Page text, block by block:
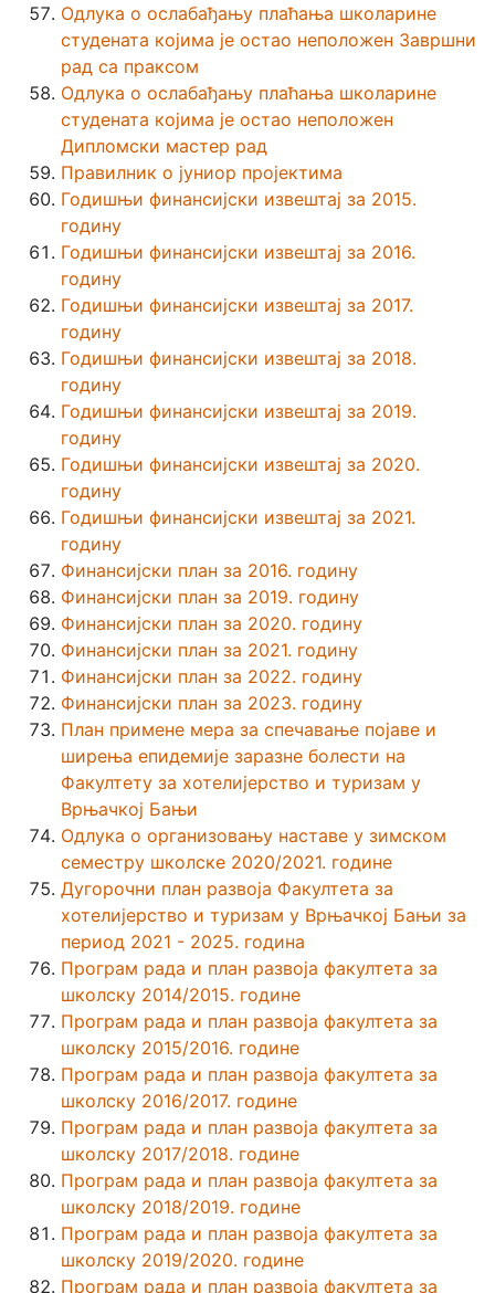
Одлука о ослабађању плаћања школарине
студената којима је остао неположен Завршни
рад са праксом
Одлука о ослабађању плаћања школарине
студената којима је остао неположен
Дипломски мастер рад
Правилник о јуниор пројектима
Годишњи финансијски извештај за 2015.
годину
Годишњи финансијски извештај за 2016.
годину
Годишњи финансијски извештај за 2017.
годину
Годишњи финансијски извештај за 2018.
годину
Годишњи финансијски извештај за 2019.
годину
Годишњи финансијски извештај за 2020.
годину
Годишњи финансијски извештај за 2021.
годину
Финансијски план за 2016. годину
Финансијски план за 2019. годину
Финансијски план за 2020. годину
Финансијски план за 2021. годину
Финансијски план за 2022. годину
Финансијски план за 2023. годину
План примене мера за спечавање појаве и
ширења епидемије заразне болести на
Факултету за хотелијерство и туризам у
Врњачкој Бањи
Одлука о организовању наставе у зимском
семестру школске 2020/2021. године
Дугорочни план развоја Факултета за
хотелијерство и туризам у Врњачкој Бањи за
период 2021 - 2025. година
Програм рада и план развоја факултета за
школску 2014/2015. године
Програм рада и план развоја факултета за
школску 2015/2016. године
Програм рада и план развоја факултета за
школску 2016/2017. године
Програм рада и план развоја факултета за
школску 2017/2018. године
Програм рада и план развоја факултета за
школску 2018/2019. године
Програм рада и план развоја факултета за
школску 2019/2020. године
Програм рада и план развоја факултета за